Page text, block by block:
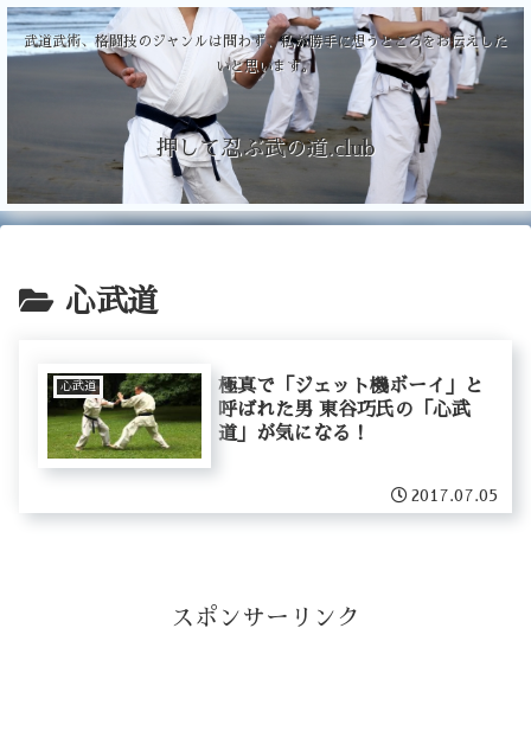
武道武術、格闘技のジャンルは問わず、私が勝手に想うところをお伝えした
いと思います。
押して忍ぶ武の道.club
心武道
心武道
極真で「ジェット機ボーイ」と
呼ばれた男 東谷巧氏の「心武
道」が気になる！
2017.07.05
スポンサーリンク